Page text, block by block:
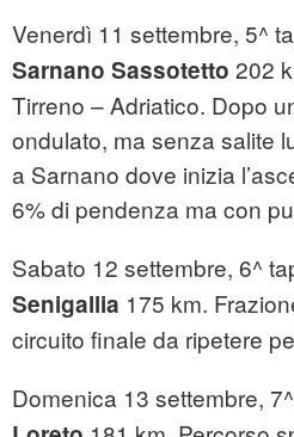
Venerdì 11 settembre, 5^
Sarnano Sassotetto 202
Tirreno – Adriatico. Dopo
ondulato, ma senza salite
a Sarnano dove inizia
6% di pendenza ma con
Sabato 12 settembre, 6^
Senigallia 175 km.
circuito finale da ripetere
Domenica 13 settembre,